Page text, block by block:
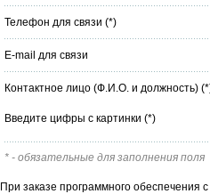
Телефон для связи (*)
E-mail для связи
Контактное лицо (Ф.И.О. и должность)
Введите цифры с картинки (*)
* - обязательные для заполнения поля
При заказе программного обеспечения